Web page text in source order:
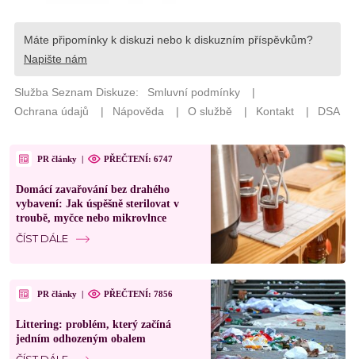
PR články | PŘEČTENÍ: 6747
Domácí zavařování bez drahého
vybavení: Jak úspěšně sterilovat v
troubě, myčce nebo mikrovlnce
ČÍST DÁLE
PR články | PŘEČTENÍ: 7856
Littering: problém, který začíná
jedním odhozeným obalem